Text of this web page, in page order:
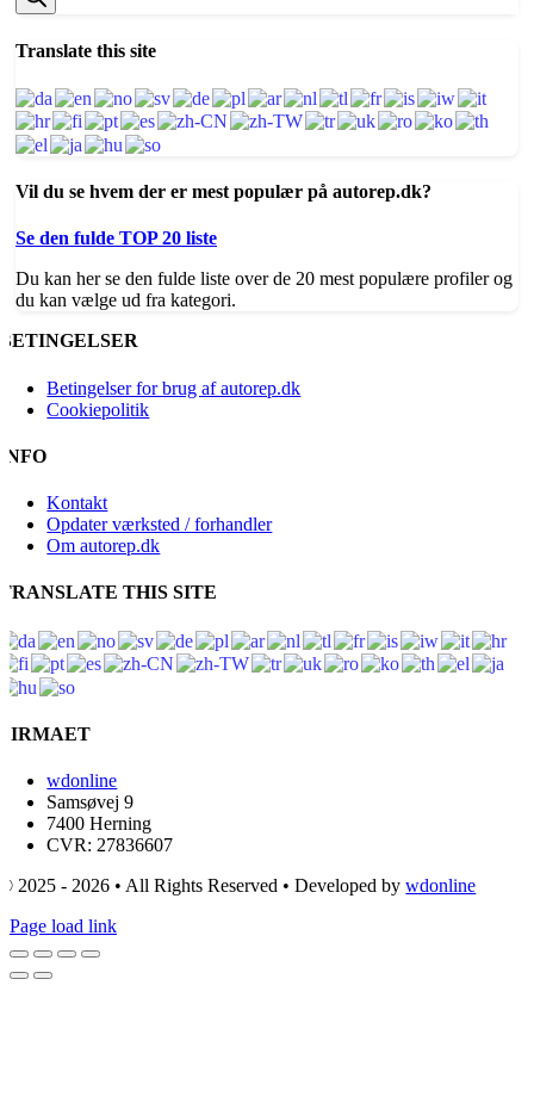
Translate this site
Vil du se hvem der er mest populær på autorep.dk?
Se den fulde TOP 20 liste
Du kan her se den fulde liste over de 20 mest populære profiler og
du kan vælge ud fra kategori.
BETINGELSER
Betingelser for brug af autorep.dk
Cookiepolitik
INFO
Kontakt
Opdater værksted / forhandler
Om autorep.dk
TRANSLATE THIS SITE
FIRMAET
wdonline
Samsøvej 9
7400 Herning
CVR: 27836607
© 2025 - 2026 • All Rights Reserved • Developed bywdonline
Page load link